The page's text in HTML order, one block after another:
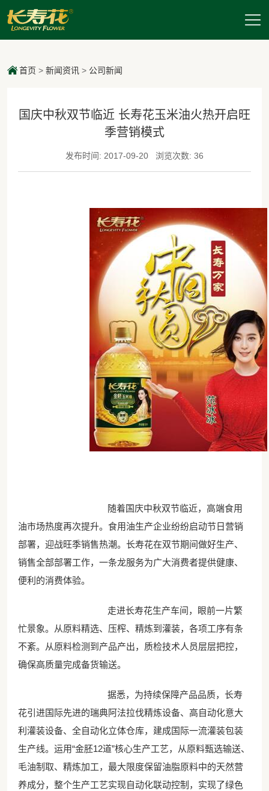
首页 > 新闻资讯> 公司新闻
国庆中秋双节临近 长寿花玉米油火热开启旺
季营销模式
发布时间: 2017-09-20 浏览次数: 36
随着国庆中秋双节临近，高端食用
油市场热度再次提升。食用油生产企业纷纷启动节日营销
部署，迎战旺季销售热潮。长寿花在双节期间做好生产、
销售全部部署工作，一条龙服务为广大消费者提供健康、
便利的消费体验。
走进长寿花生产车间，眼前一片繁
忙景象。从原料精选、压榨、精炼到灌装，各项工序有条
不紊。从原料检测到产品产出，质检技术人员层层把控，
确保高质量完成备货输送。
据悉，为持续保障产品品质，长寿
花引进国际先进的瑞典阿法拉伐精炼设备、高自动化意大
利灌装设备、全自动化立体仓库，建成国际一流灌装包装
生产线。运用“金胚12道”核心生产工艺，从原料甄选输送、
毛油制取、精炼加工，最大限度保留油脂原料中的天然营
养成分，整个生产工艺实现自动化联动控制，实现了绿色